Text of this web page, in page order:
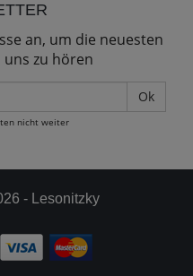
an, um die neuesten
zu hören
nicht weiter
- Lesonitzky